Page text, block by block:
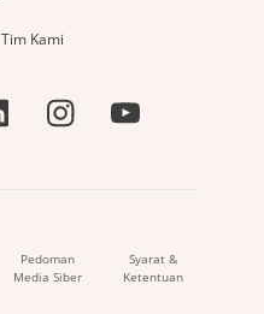
Tim Kami
Pedoman
Media Siber
Syarat &
Ketentuan